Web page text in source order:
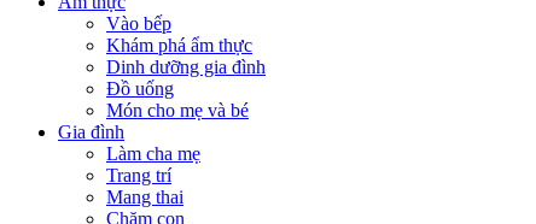
Vào bếp
Khám phá ẩm thực
Dinh dưỡng gia đình
Đồ uống
Món cho mẹ và bé
Gia đình
Làm cha mẹ
Trang trí
Mang thai
Chăm con